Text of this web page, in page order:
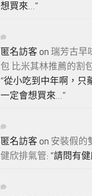
想買來…”
匿名訪客 on 瑞芳古早
包 比米其林推薦的割
“從小吃到中年啊，只
一定會想買來…”
匿名訪客 on 安裝假的
健欣排氣管: “請問有